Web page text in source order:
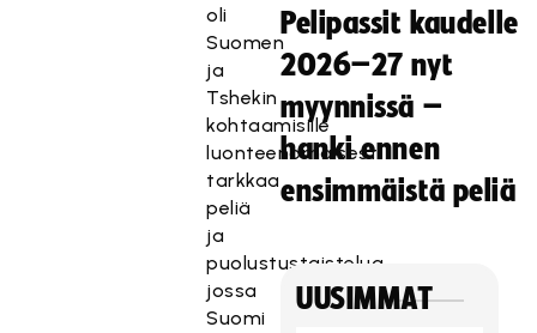
oli
Suomen
ja
Tshekin
kohtaamisille
luonteenomaisesti
tarkkaa
peliä
ja
puolustustaistelua,
jossa
Suomi
Pelipassit kaudelle
2026–27 nyt
myynnissä –
hanki ennen
ensimmäistä peliä
UUSIMMAT